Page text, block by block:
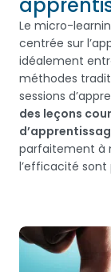
Le micro-
centrée sur
idéalement
méthodes
sessions
des leçons
parfaitement à
l’efficacité sont